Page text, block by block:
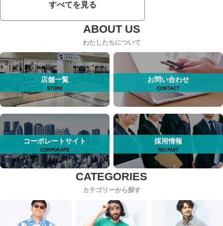
すべてを見る
わたしたちについて
店舗一覧 お問い合わせ
コーポレートサイト 採用情報
カテゴリーから探す